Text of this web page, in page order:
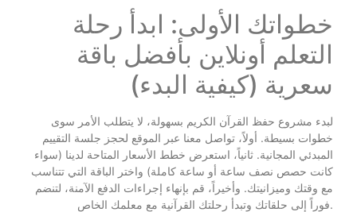
خطواتك الأولى: ابدأ رحلة
التعلم أونلاين بأفضل باقة
سعرية (كيفية البدء)
لبدء مشروع حفظ القرآن الكريم بسهولة، لا يتطلب الأمر سوى
خطوات بسيطة. أولاً، تواصل معنا عبر الموقع لحجز جلسة التقييم
المبدئي المجانية. ثانياً، استعرض خطط الأسعار المتاحة لدينا (سواء
كانت حصص نصف ساعة أو ساعة كاملة) واختر الباقة التي تتناسب
مع وقتك وميزانيتك. وأخيراً، قم بإنهاء إجراءات الدفع الآمنة، لتنضم
فوراً إلى حلقاتك وتبدأ رحلتك القرآنية مع معلمك الخاص.